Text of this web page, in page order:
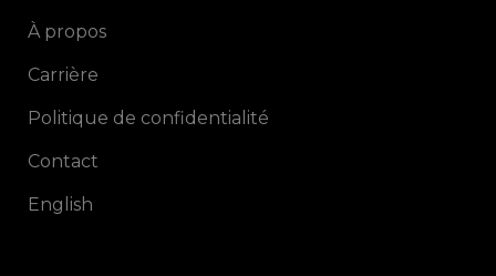
À propos
Carrière
Politique de confidentialité
Contact
English